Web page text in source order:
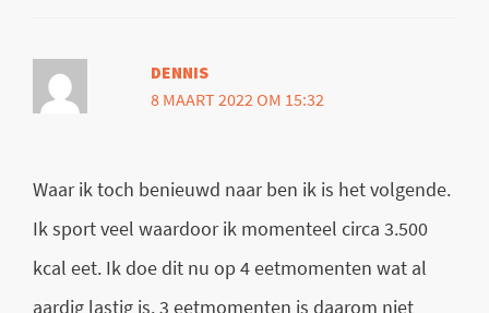
DENNIS
8 MAART 2022 OM 15:32
Waar ik toch benieuwd naar ben ik is het volgende.
Ik sport veel waardoor ik momenteel circa 3.500
kcal eet. Ik doe dit nu op 4 eetmomenten wat al
aardig lastig is. 3 eetmomenten is daarom niet